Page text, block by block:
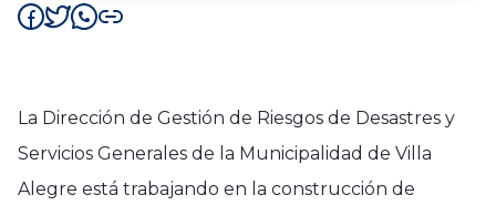
La Dirección de Gestión de Riesgos de Desastres y
Servicios Generales de la Municipalidad de Villa
Alegre está trabajando en la construcción de